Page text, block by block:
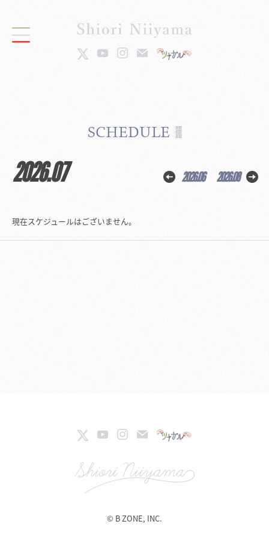
SCHEDULE
2026.07 2026.06 2026.08
現在スケジュールはございません。
© B ZONE, INC.